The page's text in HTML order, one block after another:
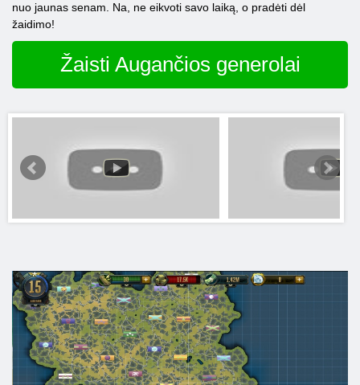
nuo jaunas senam. Na, ne eikvoti savo laiką, o pradėti dėl
žaidimo!
Žaisti Augančios generolai